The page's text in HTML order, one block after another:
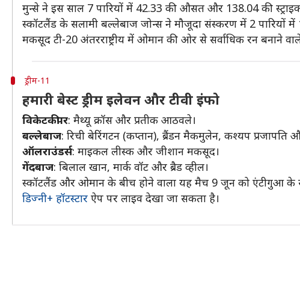
मुन्से ने इस साल 7 पारियों में 42.33 की औसत और 138.04 की
स्कॉटलैंड के सलामी बल्लेबाज जोन्स ने मौजूदा संस्करण में 2 पारियों में
मकसूद टी-20 अंतरराष्ट्रीय में ओमान की ओर से सर्वाधिक रन बनाने
ड्रीम-11
हमारी बेस्ट ड्रीम इलेवन और टीवी इंफो
विकेटकीपर: मैथ्यू क्रॉस और प्रतीक आठवले।
बल्लेबाज: रिची बेरिंगटन (कप्तान), ब्रैंडन मैकमुलेन, कश्यप प्रजापति
ऑलराउंडर्स: माइकल लीस्क और जीशान मकसूद।
गेंदबाज: बिलाल खान, मार्क वॉट और ब्रैड व्हील।
स्कॉटलैंड और ओमान के बीच होने वाला यह मैच 9 जून को एंटीगुआ के
डिज्नी+ हॉटस्टार ऐप पर लाइव देखा जा सकता है।